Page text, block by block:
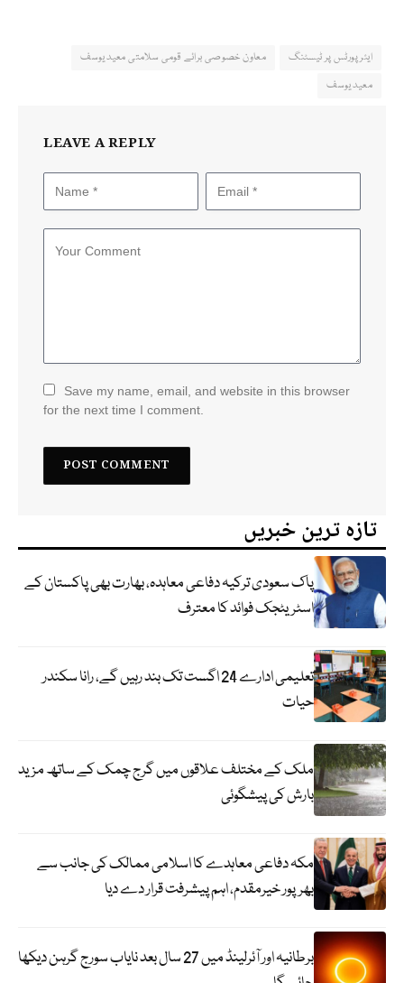
ایئر پورٹس پر ٹیسٹنگ
معاون خصوصی برائے قومی سلامتی معید یوسف
معید یوسف
LEAVE A REPLY
Save my name, email, and website in this browser
for the next time I comment.
تازہ ترین خبریں
پاک سعودی ترکیہ دفاعی معاہدہ، بھارت بھی پاکستان کے
اسٹریٹجک فوائد کا معترف
تعلیمی ادارے 24 اگست تک بند رہیں گے، رانا سکندر
حیات
ملک کے مختلف علاقوں میں گرج چمک کے ساتھ مزید
بارش کی پیشگوئی
مکہ دفاعی معاہدے کا اسلامی ممالک کی جانب سے
بھرپور خیرمقدم، اہم پیشرفت قرار دے دیا
برطانیہ اور آئرلینڈ میں 27 سال بعد نایاب سورج گرہن دیکھا